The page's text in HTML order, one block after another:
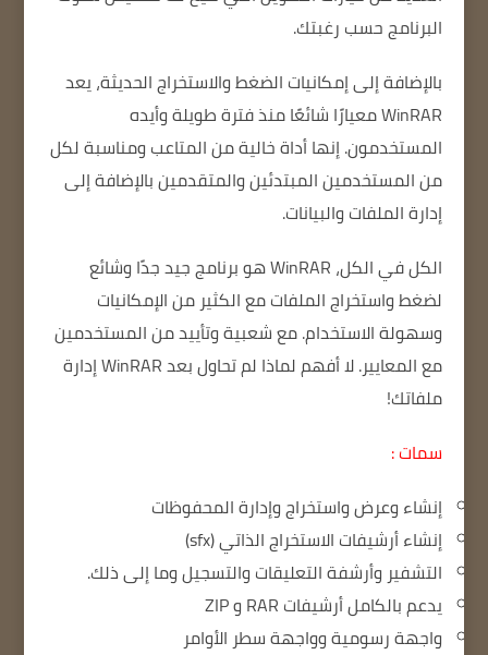
البرنامج حسب رغبتك.
بالإضافة إلى إمكانيات الضغط والاستخراج الحديثة، يعد
WinRAR معيارًا شائعًا منذ فترة طويلة وأيده
المستخدمون.إنها أداة خالية من المتاعب ومناسبة لكل
من المستخدمين المبتدئين والمتقدمين بالإضافة إلى
إدارة الملفات والبيانات.
الكل في الكل، WinRAR هو برنامج جيد جدًا وشائع
لضغط واستخراج الملفات مع الكثير من الإمكانيات
وسهولة الاستخدام.مع شعبية وتأييد من المستخدمين
مع المعايير.
لا أفهم لماذا لم تحاول بعد WinRAR إدارة
ملفاتك!
سمات :
إنشاء وعرض واستخراج وإدارة المحفوظات
إنشاء أرشيفات الاستخراج الذاتي (sfx)
التشفير وأرشفة التعليقات والتسجيل وما إلى ذلك.
يدعم بالكامل أرشيفات RAR و ZIP
واجهة رسومية وواجهة سطر الأوامر